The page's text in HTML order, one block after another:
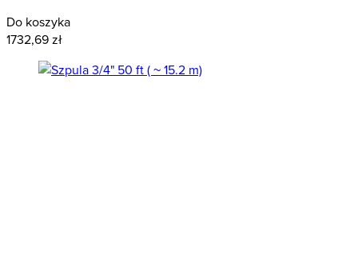
Do koszyka
1732,69 zł